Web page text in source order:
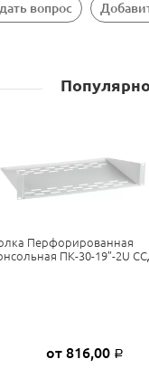
вопрос
Перфорированная
ПК-30-19”-2U
от 816,00 Р